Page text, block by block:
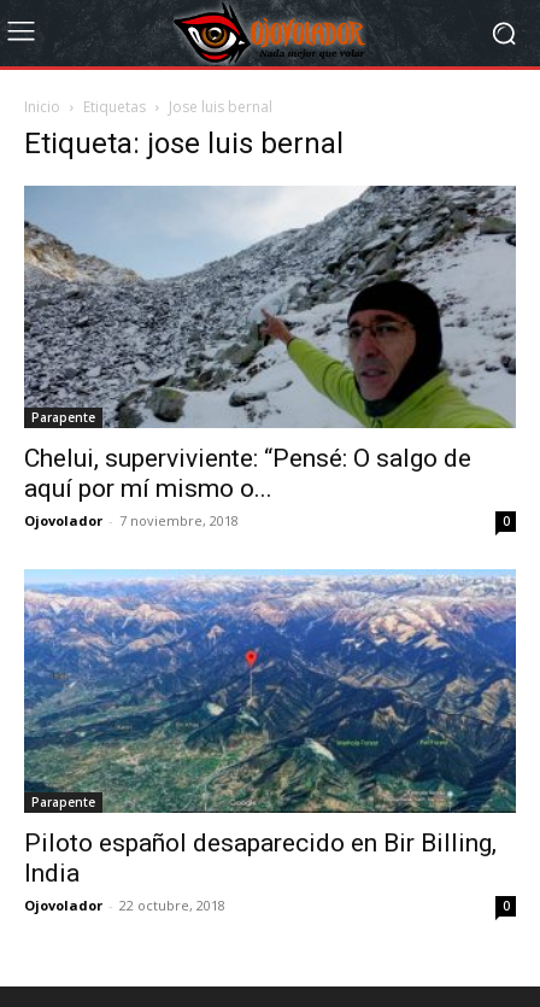
Inicio Etiquetas Jose luis bernal
Etiqueta: jose luis bernal
Parapente
Chelui, superviviente: “Pensé: O salgo de
aquí por mí mismo o...
Ojovolador - 7 noviembre, 2018 0
Parapente
Piloto español desaparecido en Bir Billing,
India
Ojovolador - 22 octubre, 2018 0